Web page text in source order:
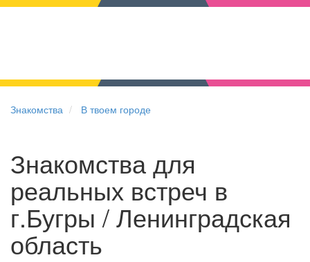
Знакомства В твоем городе
Знакомства для
реальных встреч в
г.Бугры / Ленинградская
область